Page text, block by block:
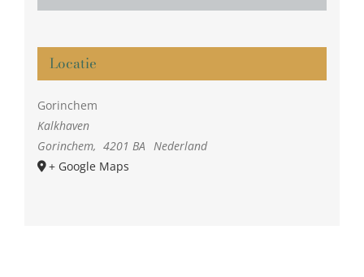
Locatie
Gorinchem
Kalkhaven
Gorinchem, 4201 BA
Nederland
+ Google Maps